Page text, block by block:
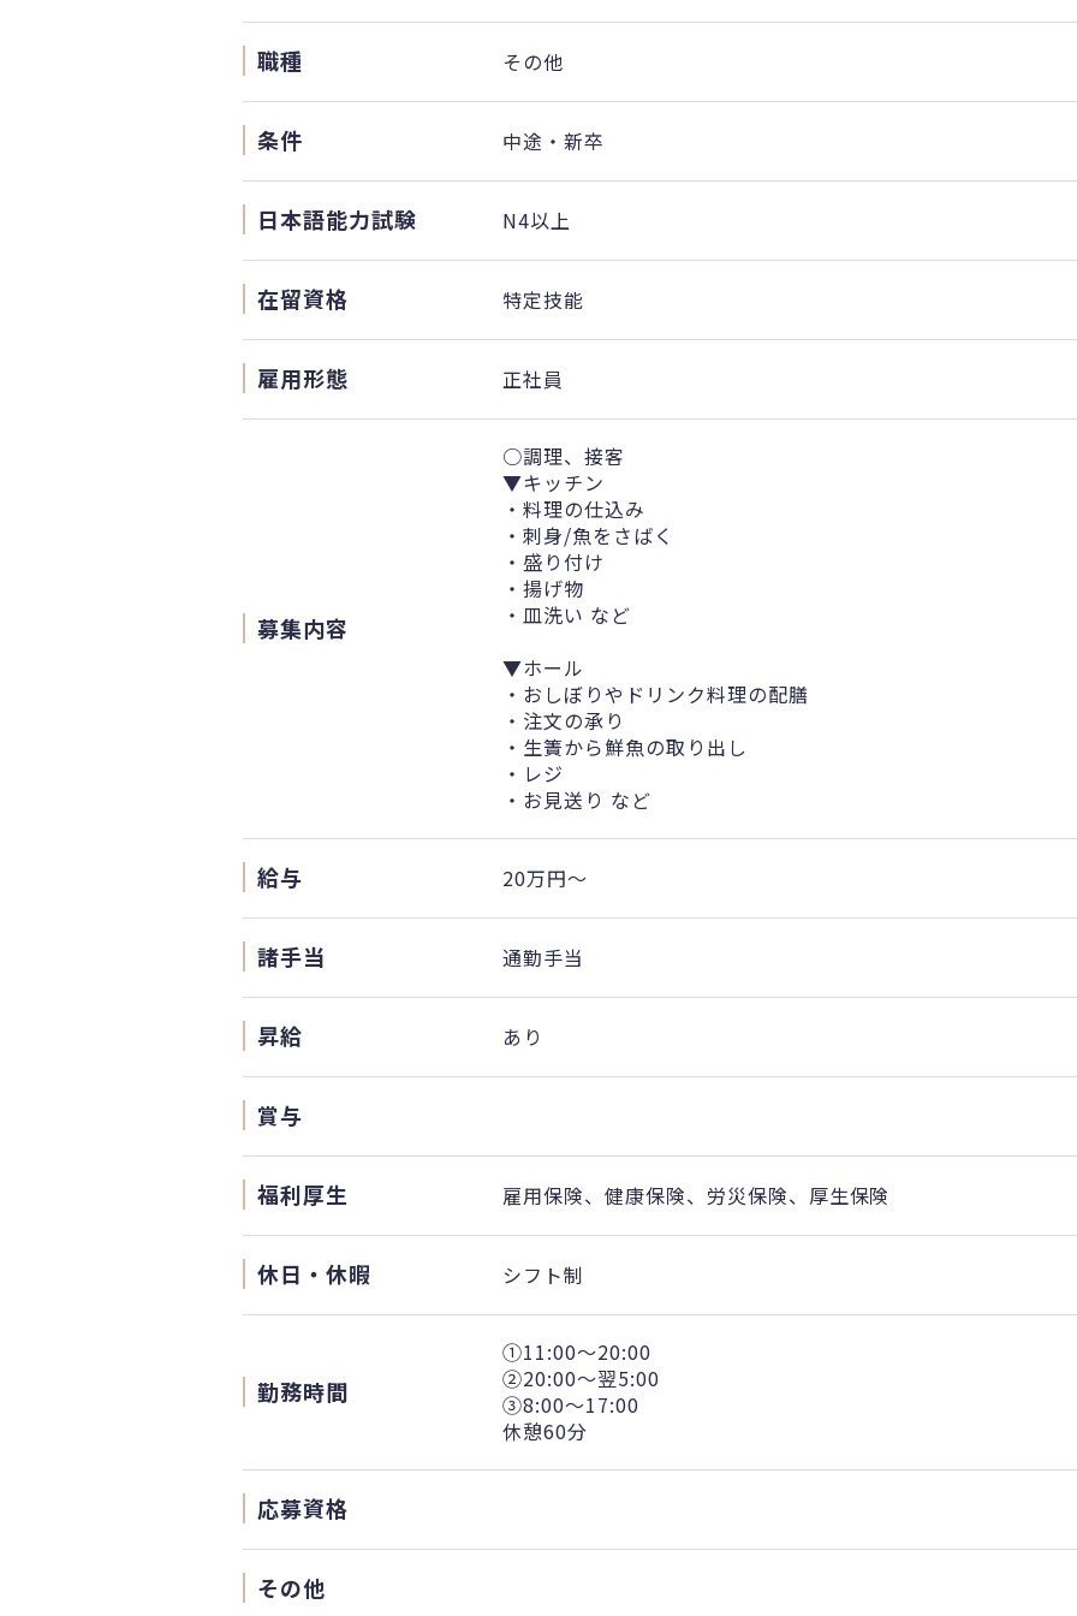
職種 その他
条件 中途・新卒
日本語能力試験 N4以上
在留資格 特定技能
雇用形態 正社員
募集内容
○調理、接客
▼キッチン
・料理の仕込み
・刺身/魚をさばく
・盛り付け
・揚げ物
・皿洗い など
▼ホール
・おしぼりやドリンク料理の配膳
・注文の承り
・生簀から鮮魚の取り出し
・レジ
・お見送り など
給与 20万円〜
諸手当 通勤手当
昇給 あり
賞与
福利厚生 雇用保険、健康保険、労災保険、厚生保険
休日・休暇 シフト制
勤務時間
①11:00～20:00
②20:00～翌5:00
③8:00～17:00
休憩60分
応募資格
その他